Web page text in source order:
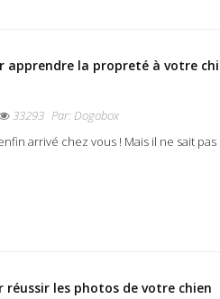
apprendre la propreté à votre
33293 Par:Dogobox
arrivé chez vous ! Mais il ne sait
réussir les photos de votre chien